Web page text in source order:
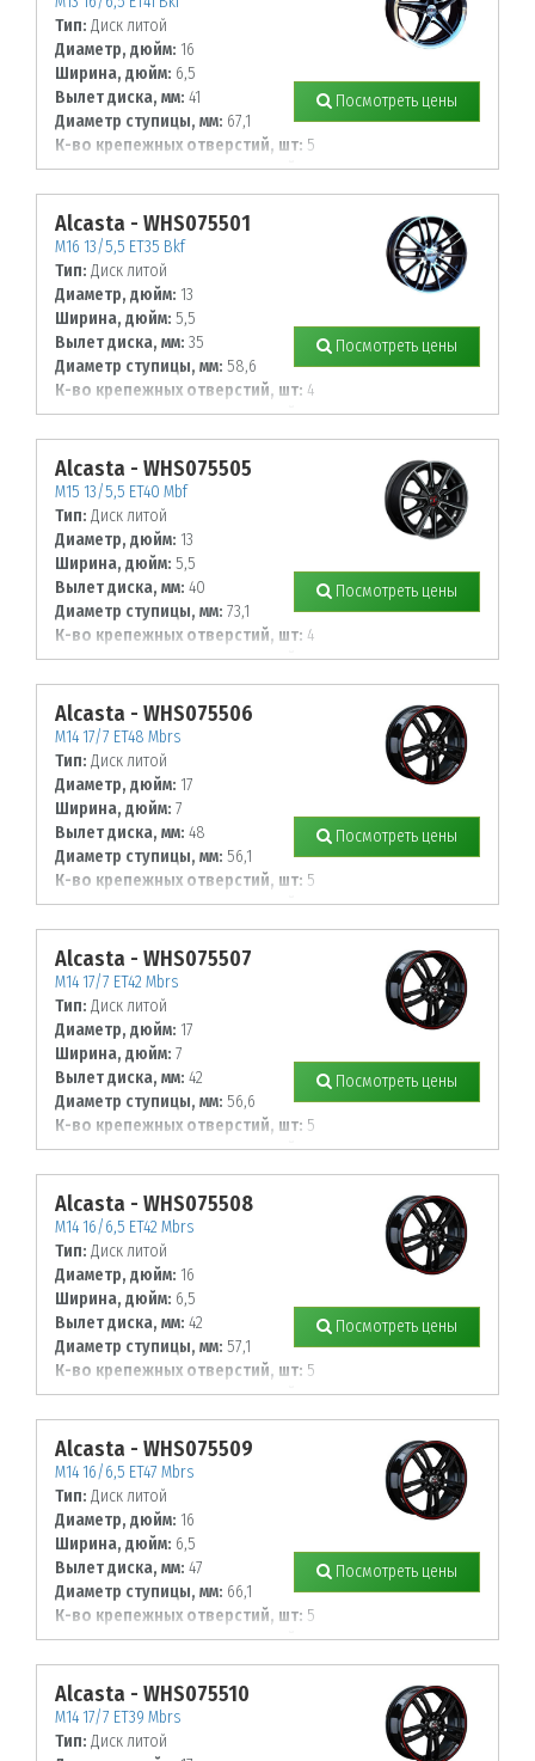
Тип: Диск литой
Диаметр, дюйм: 16
Ширина, дюйм: 6,5
Вылет диска, мм: 41
Диаметр ступицы, мм: 67,1
К-во крепежных отверстий, шт: 5
Диаметр располож. отверстий, мм:
120
Посмотреть цены
Alcasta - WHS075501
M16 13/5,5 ET35 Bkf
Тип: Диск литой
Диаметр, дюйм: 13
Ширина, дюйм: 5,5
Вылет диска, мм: 35
Диаметр ступицы, мм: 58,6
К-во крепежных отверстий, шт: 4
Диаметр располож. отверстий, мм:
98
Посмотреть цены
Alcasta - WHS075505
M15 13/5,5 ET40 Mbf
Тип: Диск литой
Диаметр, дюйм: 13
Ширина, дюйм: 5,5
Вылет диска, мм: 40
Диаметр ступицы, мм: 73,1
К-во крепежных отверстий, шт: 4
Диаметр располож. отверстий, мм:
100
Посмотреть цены
Alcasta - WHS075506
M14 17/7 ET48 Mbrs
Тип: Диск литой
Диаметр, дюйм: 17
Ширина, дюйм: 7
Вылет диска, мм: 48
Диаметр ступицы, мм: 56,1
К-во крепежных отверстий, шт: 5
Диаметр располож. отверстий, мм:
100
Посмотреть цены
Alcasta - WHS075507
M14 17/7 ET42 Mbrs
Тип: Диск литой
Диаметр, дюйм: 17
Ширина, дюйм: 7
Вылет диска, мм: 42
Диаметр ступицы, мм: 56,6
К-во крепежных отверстий, шт: 5
Диаметр располож. отверстий, мм:
105
Посмотреть цены
Alcasta - WHS075508
M14 16/6,5 ET42 Mbrs
Тип: Диск литой
Диаметр, дюйм: 16
Ширина, дюйм: 6,5
Вылет диска, мм: 42
Диаметр ступицы, мм: 57,1
К-во крепежных отверстий, шт: 5
Диаметр располож. отверстий, мм:
112
Посмотреть цены
Alcasta - WHS075509
M14 16/6,5 ET47 Mbrs
Тип: Диск литой
Диаметр, дюйм: 16
Ширина, дюйм: 6,5
Вылет диска, мм: 47
Диаметр ступицы, мм: 66,1
К-во крепежных отверстий, шт: 5
Диаметр располож. отверстий, мм:
114,3
Посмотреть цены
Alcasta - WHS075510
M14 17/7 ET39 Mbrs
Тип: Диск литой